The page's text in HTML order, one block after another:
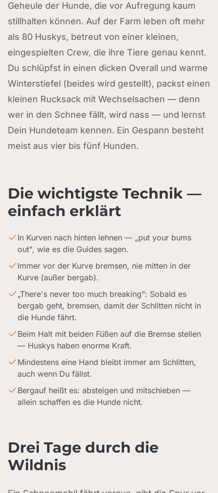
Geheule der Hunde, die vor Aufregung kaum
stillhalten können. Auf der Farm leben oft mehr
als 80 Huskys, betreut von einer kleinen,
eingespielten Crew, die ihre Tiere genau kennt.
Du schlüpfst in einen dicken Overall und warme
Winterstiefel (beides wird gestellt), packst einen
kleinen Rucksack mit Wechselsachen — denn
wer in den Schnee fällt, wird nass — und lernst
Dein Hundeteam kennen. Ein Gespann besteht
meist aus vier bis fünf Hunden.
Die wichtigste Technik —
einfach erklärt
In Kurven nach hinten lehnen — „put your bums
out", wie es die Guides sagen.
Immer vor der Kurve bremsen, nie mitten in der
Kurve (außer bergab).
„There's never too much breaking": Sobald es
bergab geht, bremsen, damit der Schlitten nicht in
die Hunde fährt.
Beim Halt mit beiden Füßen auf die Bremse stellen
— Huskys haben enorme Kraft.
Mindestens eine Hand bleibt immer am Schlitten,
auch wenn Du fällst.
Bergauf heißt es: absteigen und mitschieben —
allein schaffen es die Hunde nicht.
Drei Tage durch die
Wildnis